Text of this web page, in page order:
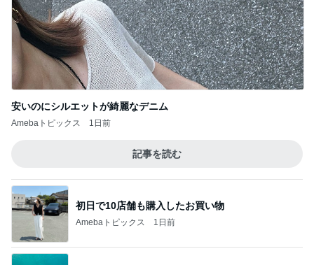
記事を読む
初日で10店舗も購入したお買い物
Amebaトピックス 1日前
Amebaトピックス 17時間前
支払われていなかった共済金の金額
Amebaトピックス 2日前